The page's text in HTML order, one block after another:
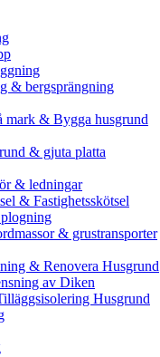
& bergsprängning
mark & Bygga husgrund
& gjuta platta
& ledningar
& Fastighetsskötsel
& grustransporter
& Renovera Husgrund
av Diken
Husgrund